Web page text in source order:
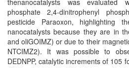
thenanocatalysts was evaluated
phosphate 2,4-dinitrophenyl
pesticide Paraoxon, highlighting
nanocatalysts because they are in
and oliGOIMZ) or due to their
NTCIMZ2). It was possible to
DEDNPP, catalytic increments of 105